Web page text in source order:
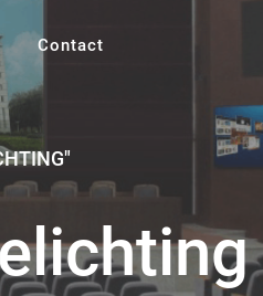
Contact